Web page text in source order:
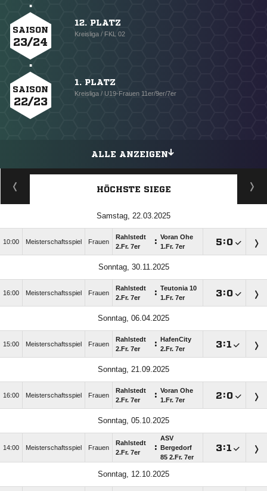
SAISON
23/24
12. PLATZ
Kreisliga / FKL 02
SAISON
22/23
1. PLATZ
Kreisliga / U19-Frauen 11er/9er/7er
ALLE ANZEIGEN
HÖCHSTE SIEGE
Samstag, 22.03.2025
10:00 Meisterschaftsspiel Frauen
Rahlstedt
2.Fr. 7er
: Voran Ohe
1.Fr. 7er
:
Sonntag, 30.11.2025
16:00 Meisterschaftsspiel Frauen
Rahlstedt
2.Fr. 7er
: Teutonia 10
1.Fr. 7er
:
Sonntag, 06.04.2025
15:00 Meisterschaftsspiel Frauen
Rahlstedt
2.Fr. 7er
:
HafenCity
2.Fr. 7er
:
Sonntag, 21.09.2025
16:00 Meisterschaftsspiel Frauen
Rahlstedt
2.Fr. 7er
: Voran Ohe
1.Fr. 7er
:
Sonntag, 05.10.2025
14:00 Meisterschaftsspiel Frauen
Rahlstedt
2.Fr. 7er
:
ASV
Bergedorf
85 2.Fr. 7er
:
Sonntag, 12.10.2025